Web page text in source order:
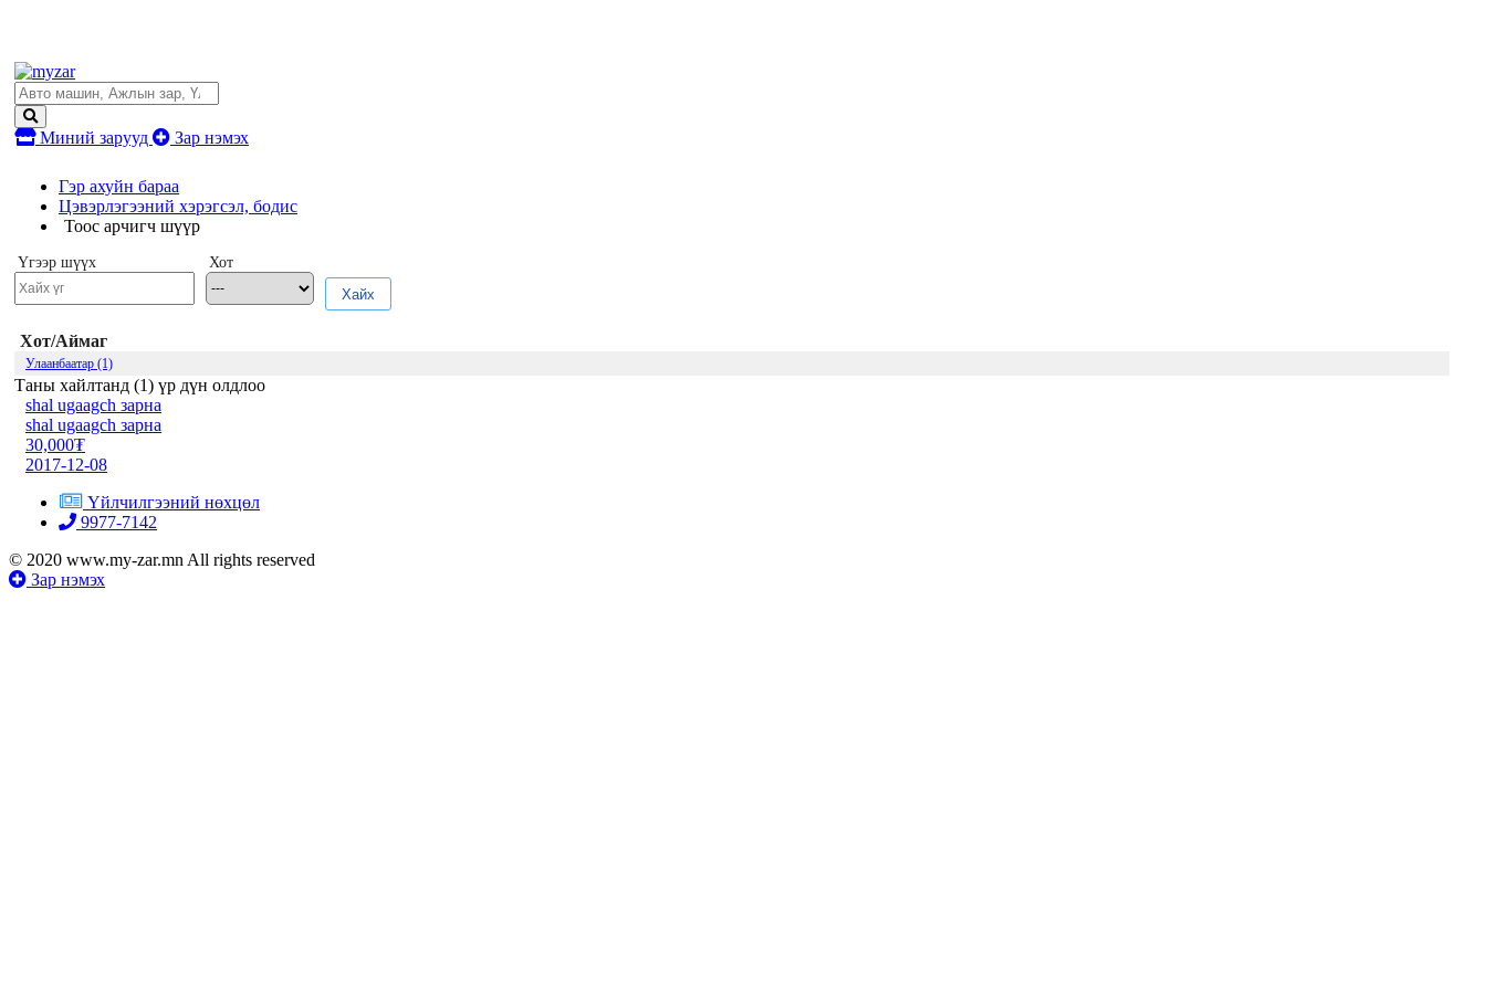
Миний зарууд Зар нэмэх
Гэр ахуйн бараа
Цэвэрлэгээний хэрэгсэл, бодис
Тоос арчигч шүүр
Үгээр шүүх
Хот
Хайх
Хот/Аймаг
Улаанбаатар (1)
Таны хайлтанд (1) үр дүн олдлоо
shal ugaagch зарна
shal ugaagch зарна
30,000₮
2017-12-08
Үйлчилгээний нөхцөл
9977-7142
© 2020 www.my-zar.mn All rights reserved
Зар нэмэх